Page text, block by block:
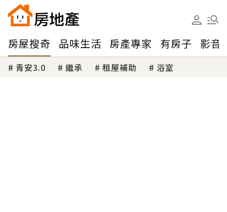
房屋搜奇 品味生活 房產專家 有房子 影音
青安3.0 繼承 租屋補助 浴室